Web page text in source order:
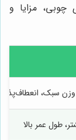
مزایا و
سبک، انعطاف‌پذیر
طول عمر بالا